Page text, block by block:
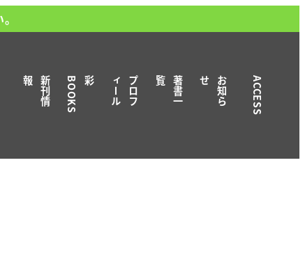
新
刊
情
報 彩B
O
O
K
S プ
ロ
フ
ィ
ー
ル 著
書
一
覧 お
知
ら
せ ACCESS